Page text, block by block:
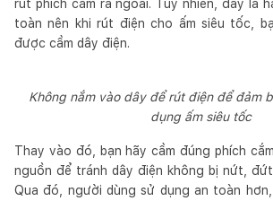
rút phích cắm ra ngoài. Tuy nhiên, đây là
toàn nên khi rút điện cho ấm siêu tốc,
được cầm dây điện.
Không nắm vào dây để rút điện để đảm
dụng ấm siêu tốc
Thay vào đó, bạn hãy cầm đúng phích
nguồn để tránh dây điện không bị nứt,
Qua đó, người dùng sử dụng an toàn